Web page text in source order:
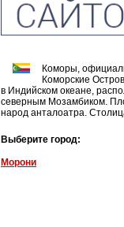
Коморы,
Коморские
в Индийском океане,
северным Мозамбиком.
народ анталоатра.
Выберите город:
Морони